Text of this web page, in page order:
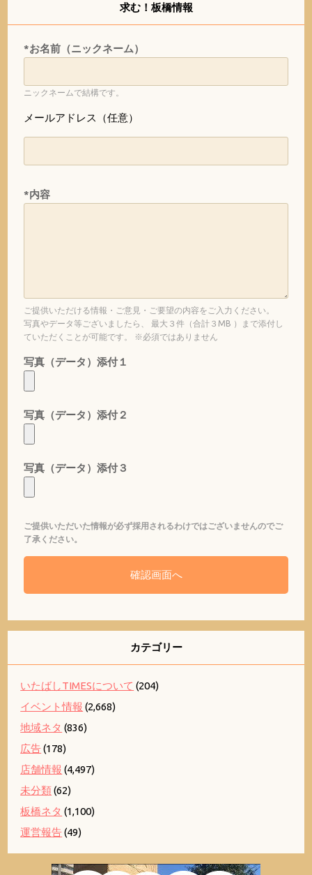
求む！板橋情報
*お名前（ニックネーム）
ニックネームで結構です。
メールアドレス（任意）
*内容
ご提供いただける情報・ご意見・ご要望の内容をご入力ください。
写真やデータ等ございましたら、 最大３件（合計３MB ）まで添付し
ていただくことが可能です。 ※必須ではありません
写真（データ）添付１
写真（データ）添付２
写真（データ）添付３
ご提供いただいた情報が必ず採用されるわけではございませんのでご
了承ください。
カテゴリー
いたばしTIMESについて (204)
イベント情報 (2,668)
地域ネタ (836)
広告(178)
店舗情報 (4,497)
未分類(62)
板橋ネタ (1,100)
運営報告(49)